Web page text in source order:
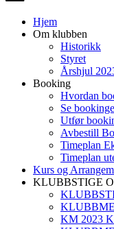
Hjem
Om klubben
Historikk
Styret
Årshjul
Booking
Hvordan
Se
Utfør
Avbestill
Timeplan
Timeplan
Kurs og
KLUBBSTIGE
KM 2023